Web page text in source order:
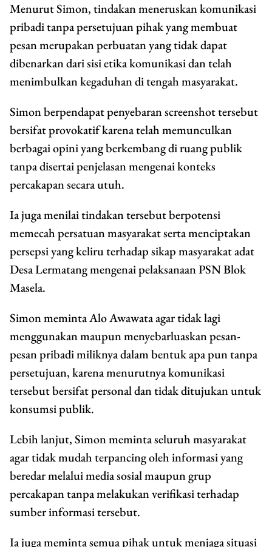
Menurut Simon, tindakan meneruskan komunikasi
pribadi tanpa persetujuan pihak yang membuat
pesan merupakan perbuatan yang tidak dapat
dibenarkan dari sisi etika komunikasi dan telah
menimbulkan kegaduhan di tengah masyarakat.
Simon berpendapat penyebaran screenshot tersebut
bersifat provokatif karena telah memunculkan
berbagai opini yang berkembang di ruang publik
tanpa disertai penjelasan mengenai konteks
percakapan secara utuh.
Ia juga menilai tindakan tersebut berpotensi
memecah persatuan masyarakat serta menciptakan
persepsi yang keliru terhadap sikap masyarakat adat
Desa Lermatang mengenai pelaksanaan PSN Blok
Masela.
Simon meminta Alo Awawata agar tidak lagi
menggunakan maupun menyebarluaskan pesan-
pesan pribadi miliknya dalam bentuk apa pun tanpa
persetujuan, karena menurutnya komunikasi
tersebut bersifat personal dan tidak ditujukan untuk
konsumsi publik.
Lebih lanjut, Simon meminta seluruh masyarakat
agar tidak mudah terpancing oleh informasi yang
beredar melalui media sosial maupun grup
percakapan tanpa melakukan verifikasi terhadap
sumber informasi tersebut.
Ia juga meminta semua pihak untuk menjaga situasi